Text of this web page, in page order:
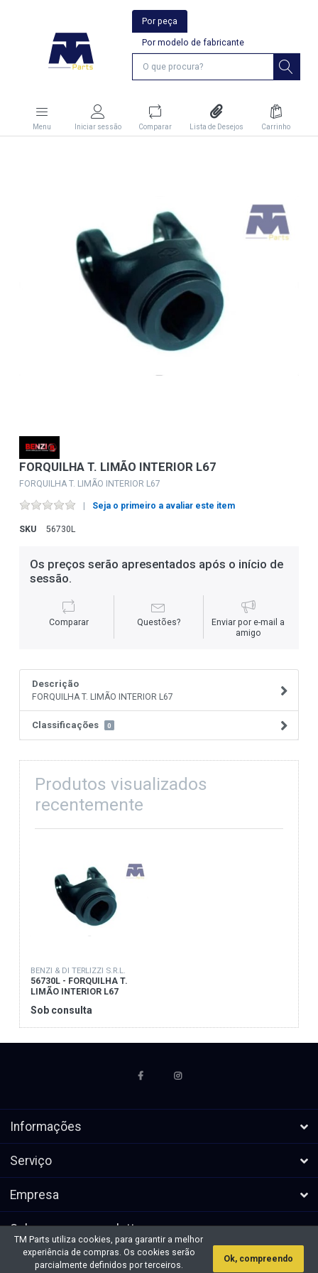
Por peça
Por modelo de fabricante
Menu Iniciar sessão Comparar Lista de Desejos Carrinho
FORQUILHA T. LIMÃO INTERIOR L67
FORQUILHA T. LIMÃO INTERIOR L67
Seja o primeiro a avaliar este item
SKU 56730L
Os preços serão apresentados após o início de
sessão.
Comparar Questões?
Enviar por e-mail a
amigo
Descrição
FORQUILHA T. LIMÃO INTERIOR L67
Classificações 0
Produtos visualizados
recentemente
BENZI & DI TERLIZZI S.R.L.
56730L - FORQUILHA T.
LIMÃO INTERIOR L67
Sob consulta
Informações
Serviço
Empresa
Subscrever a newsletters
* Todos os preços excl. IVA, mais
Direitos de autor &cópia; 2026 TM
TM Parts utiliza cookies, para garantir a melhor
experiência de compras. Os cookies serão
parcialmente definidos por terceiros.
Ok, compreendo